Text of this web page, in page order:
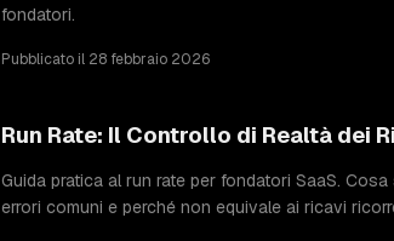
fondatori.
Pubblicato il 28 febbraio 2026
Run Rate: Il Controllo di Realtà dei
Guida pratica al run rate per fondatori SaaS.
errori comuni e perché non equivale ai ricavi